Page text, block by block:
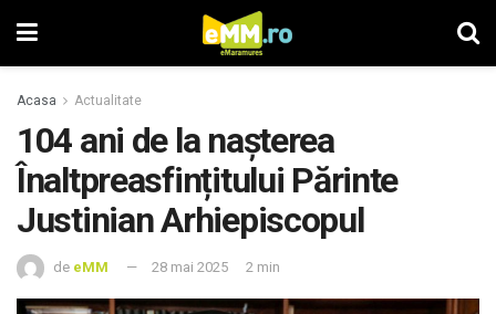
Acasa Actualitate
104 ani de la nașterea
Înaltpreasfințitului Părinte
Justinian Arhiepiscopul
de eMM 28 mai 2025 2 min